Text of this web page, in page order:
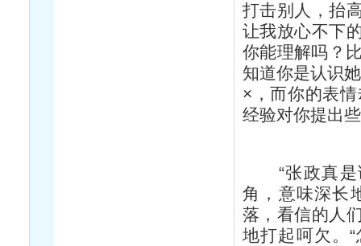
打击别人，抬
让我放心不下
你能理解吗？
知道你是认识
×，而你的表
经验对你提出
“张政真是
角，意味深长
落，看信的人
地打起呵欠。